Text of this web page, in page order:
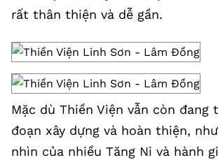
rất thân thiện và dễ gần.
Mặc dù Thiền Viện vẫn còn đang
đoạn xây dựng và hoàn thiện,
nhìn của nhiều Tăng Ni và hành